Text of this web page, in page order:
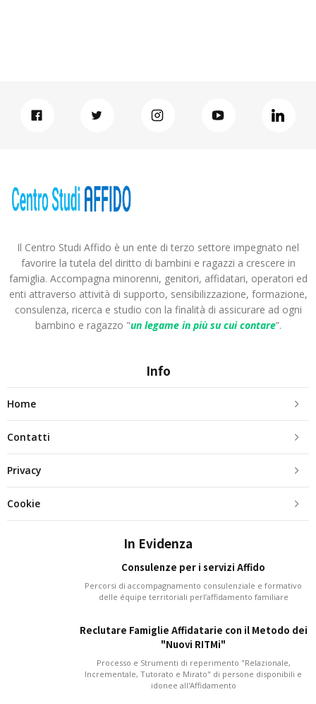
Il Centro Studi Affido è un ente di terzo settore impegnato nel
favorire la tutela del diritto di bambini e ragazzi a crescere in
famiglia. Accompagna minorenni, genitori, affidatari, operatori ed
enti attraverso attività di supporto, sensibilizzazione, formazione,
consulenza, ricerca e studio con la finalità di assicurare ad ogni
bambino e ragazzo "un legame in più su cui contare”.
Info
Home
Contatti
Privacy
Cookie
In Evidenza
Consulenze per i servizi Affido
Percorsi di accompagnamento consulenziale e formativo
delle équipe territoriali perl’affidamento familiare
Reclutare Famiglie Affidatarie con il Metodo dei
"Nuovi RITMi"
Processo e Strumenti di reperimento "Relazionale,
Incrementale, Tutorato e Mirato" di persone disponibili e
idonee all'Affidamento